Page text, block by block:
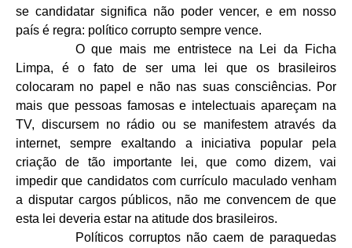
se candidatar significa não poder vencer, e em nosso
país é regra: político corrupto sempre vence.
O que mais me entristece na Lei da Ficha
Limpa, é o fato de ser uma lei que os brasileiros
colocaram no papel e não nas suas consciências. Por
mais que pessoas famosas e intelectuais apareçam na
TV, discursem no rádio ou se manifestem através da
internet, sempre exaltando a iniciativa popular pela
criação de tão importante lei, que como dizem, vai
impedir que candidatos com currículo maculado venham
a disputar cargos públicos, não me convencem de que
esta lei deveria estar na atitude dos brasileiros.
Políticos corruptos não caem de paraquedas